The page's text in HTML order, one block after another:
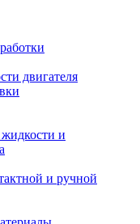
двигателя
и
и ручной